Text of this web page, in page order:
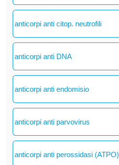
anticorpi anti citop. neutrofili
anticorpi anti DNA
anticorpi anti endomisio
anticorpi anti parvovirus
anticorpi anti perossidasi (ATPO)